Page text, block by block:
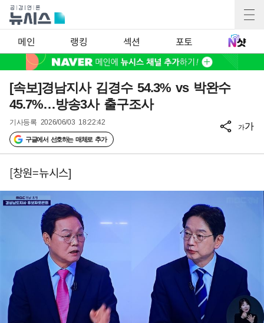
메인 랭킹 섹션 포토
[속보]경남지사 김경수 54.3% vs 박완수
45.7%…방송3사 출구조사
기사등록 2026/06/03 18:22:42
구글에서 선호하는 매체로 추가
가가
[창원=뉴시스]